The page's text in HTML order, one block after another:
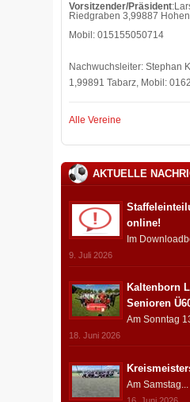
Vorsitzender/Präsident
Riedgraben 3,99887
Mobil: 015155050714
Nachwuchsleiter: Stephan
1,99891 Tabarz, Mobil:
Alle Vereine
AKTUELLE
online!
Im
9. Juli 2026
Kaltenborn
Senioren
Am Sonntag
18. Juni 2026
Am Samstag...